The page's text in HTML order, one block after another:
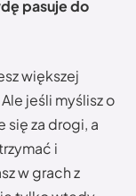
pasuje do
większej
jeśli myślisz o
się za drogi, a
i
w grach z